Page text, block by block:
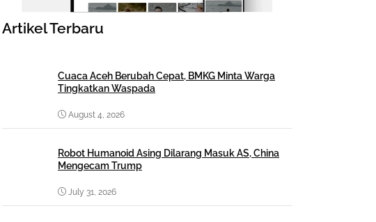
Artikel Terbaru
Cuaca Aceh Berubah Cepat, BMKG Minta Warga
Tingkatkan Waspada
August 4, 2026
Robot Humanoid Asing Dilarang Masuk AS, China
Mengecam Trump
July 31, 2026